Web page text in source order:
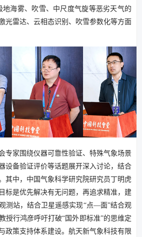
地海雾、吹雪、中尺度气旋等恶劣天气的
光雷达、云相态识别、吹雪参数化等方面
专家围绕仪器可靠性验证、特殊气象场景
设备验证评价等话题展开深入讨论，结合
其中，中国气象科学研究院研究员丁明虎
标是优先解决有无问题，再追求精准，建
测站，结合卫星遥感实现“点—面”结合观
授行鸿彦呼吁打破“国外即标准”的思维定
政策支持体系建设。航天新气象科技有限